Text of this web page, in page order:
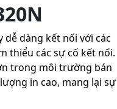
dễ dàng kết nối với các
thiểu các sự cố kết nối.
trong môi trường bán
in cao, mang lại sự